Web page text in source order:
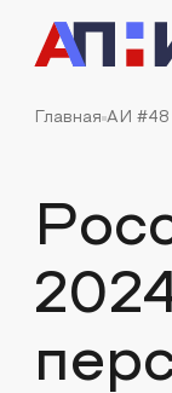
Главная АИ #48